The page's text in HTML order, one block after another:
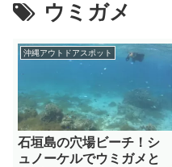
ウミガメ
沖縄アウトドアスポット
石垣島の穴場ビーチ！シ
ュノーケルでウミガメと